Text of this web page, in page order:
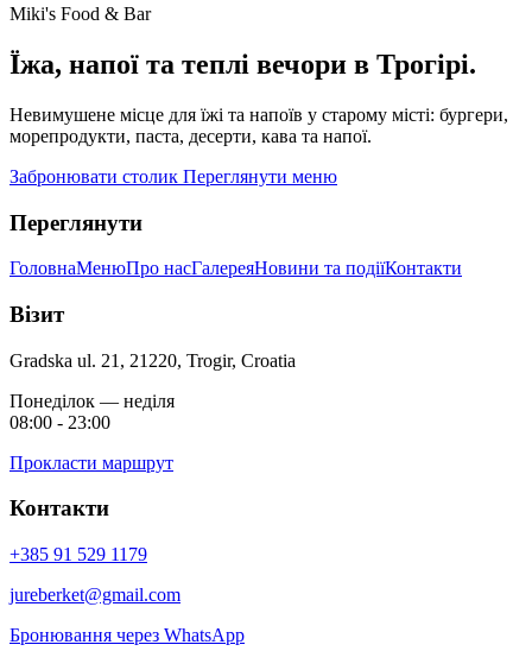
Miki's Food & Bar
Їжа, напої та теплі вечори в Трогірі.
Невимушене місце для їжі та напоїв у старому місті: бургери,
морепродукти, паста, десерти, кава та напої.
Забронювати столик Переглянути меню
Переглянути
ГоловнаМенюПро насГалереяНовини та подіїКонтакти
Візит
Gradska ul. 21, 21220, Trogir, Croatia
Понеділок — неділя
08:00 - 23:00
Прокласти маршрут
Контакти
+385 91 529 1179
jureberket@gmail.com
Бронювання через WhatsApp